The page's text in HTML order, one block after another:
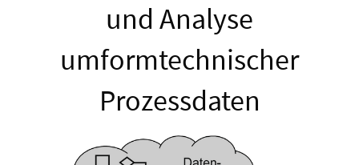
und Analyse
umformtechnischer
Prozessdaten